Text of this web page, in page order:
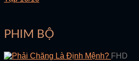
PHIM BỘ
FHD